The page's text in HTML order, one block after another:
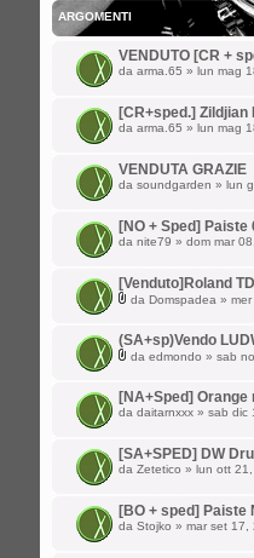
ARGOMENTI
VENDUTO [CR +
da arma.65 » lun mag
[CR+sped.] Zildjian
da arma.65 » lun mag
VENDUTA GRAZIE
da soundgarden » lun
[NO + Sped]
da nite79 » dom mar
[Venduto]Roland
da Domspadea »
(SA+sp)Vendo
da edmondo » sab
[NA+Sped]
da daitarnxxx » sab dic
[SA+SPED] DW
da Zetetico » lun ott
[BO + sped]
da Stojko » mar set 17,